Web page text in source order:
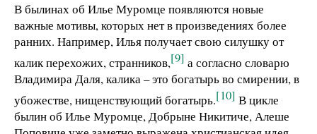
В былинах об Илье Муромце появляются новые
важные мотивы, которых нет в произведениях более
ранних. Например, Илья получает свою силушку от
калик перехожих, странников,[9] а согласно словарю
Владимира Даля, калика – это богатырь во смирении, в
убожестве, нищенствующий богатырь.[10] В цикле
былин об Илье Муромце, Добрыне Никитиче, Алеше